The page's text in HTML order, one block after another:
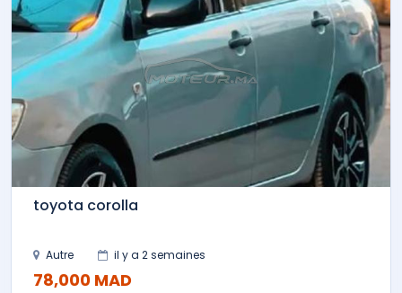
toyota corolla
Autre il y a 2 semaines
78,000 MAD